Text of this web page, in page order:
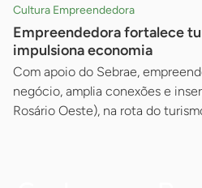
Cultura Empreendedora
Empreendedora fortalece
impulsiona economia
Com apoio do Sebrae,
negócio, amplia conexões e
Rosário Oeste), na rota do